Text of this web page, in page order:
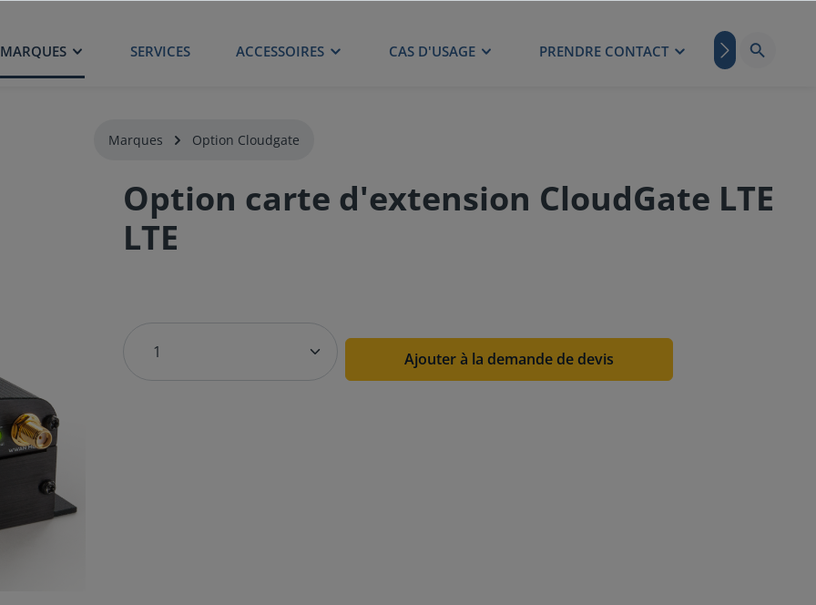
MARQUES SERVICES ACCESSOIRES CAS D'USAGE PRENDRE CONTACT BLOG
Marques Option Cloudgate
Option carte d'extension CloudGate LTE
LTE
Ajouter à la demande de devis